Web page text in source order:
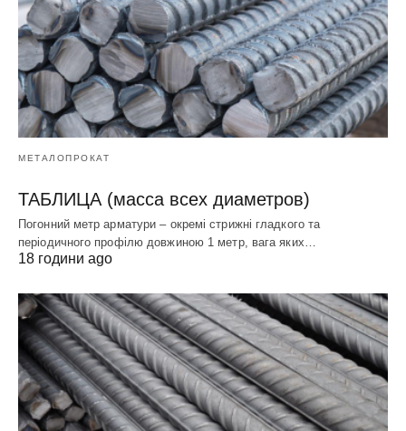
МЕТАЛОПРОКАТ
ТАБЛИЦА (масса всех диаметров)
Погонний метр арматури – окремі стрижні гладкого та
періодичного профілю довжиною 1 метр, вага яких…
18 години ago